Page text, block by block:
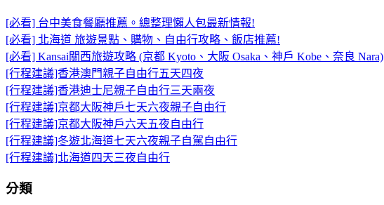
[必看] 台中美食餐廳推薦。總整理懶人包最新情報!
[必看] 北海道 旅遊景點、購物、自由行攻略、飯店推薦!
[必看] Kansai關西旅遊攻略 (京都 Kyoto、大阪 Osaka、神戶 Kobe、奈良 Nara)
[行程建議]香港澳門親子自由行五天四夜
[行程建議]香港迪士尼親子自由行三天兩夜
[行程建議]京都大阪神戶七天六夜親子自由行
[行程建議]京都大阪神戶六天五夜自由行
[行程建議]冬遊北海道七天六夜親子自駕自由行
[行程建議]北海道四天三夜自由行
分類